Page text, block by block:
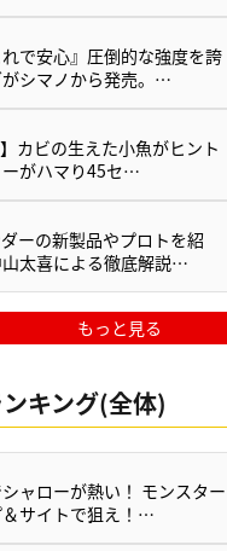
れで安心』圧倒的な強度を誇
シマノから発売。…
カビの生えた小魚がヒント
がハマり45セ…
ーの新製品やプロトを紹
太喜による徹底解説…
もっと見る
キング(全体)
シャローが熱い！ モンスター
サイトで狙え！…